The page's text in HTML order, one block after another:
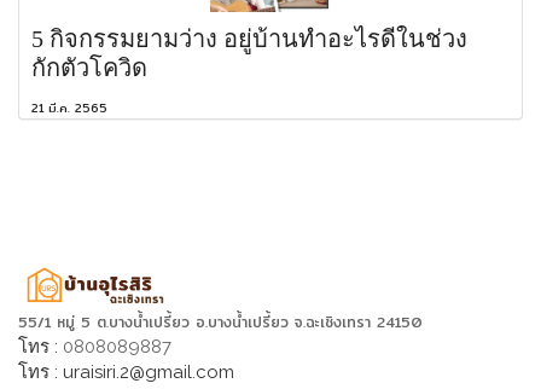
5 กิจกรรมยามว่าง อยู่บ้านทำอะไรดีในช่วง
กักตัวโควิด
21 มี.ค. 2565
55/1 หมู่ 5 ต.บางน้ำเปรี้ยว อ.บางน้ำเปรี้ยว จ.ฉะเชิงเทรา 24150
โทร : 0808089887
โทร : uraisiri.2@gmail.com